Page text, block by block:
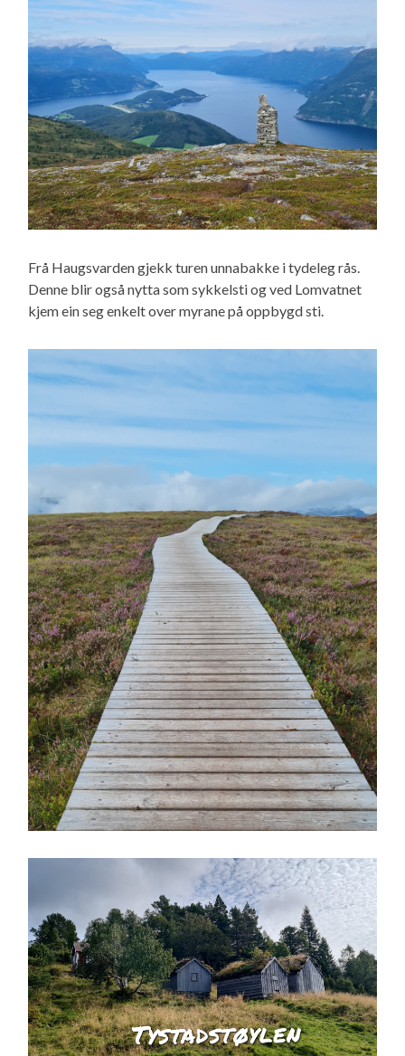
Frå Haugsvarden gjekk turen unnabakke i tydeleg rås.
Denne blir også nytta som sykkelsti og ved Lomvatnet
kjem ein seg enkelt over myrane på oppbygd sti.